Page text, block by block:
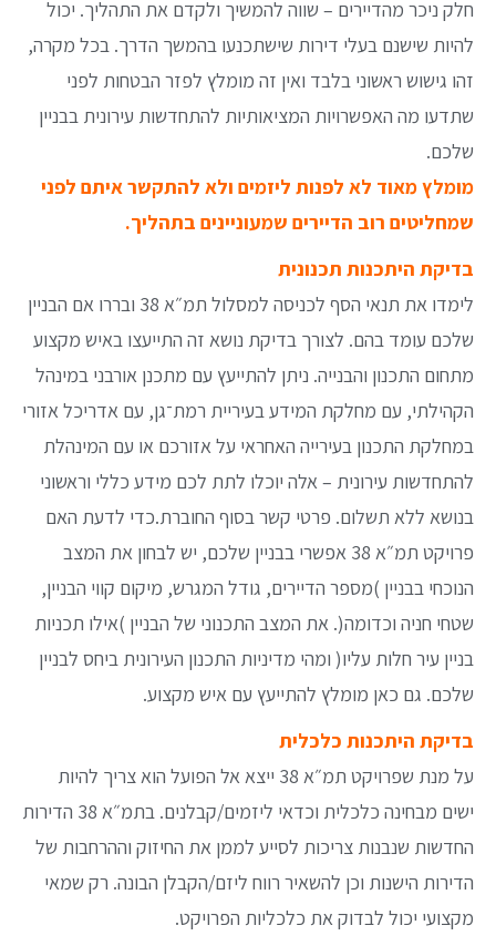
חלק ניכר מהדיירים – שווה להמשיך ולקדם את התהליך. יכול
להיות שישנם בעלי דירות שישתכנעו בהמשך הדרך. בכל מקרה,
זהו גישוש ראשוני בלבד ואין זה מומלץ לפזר הבטחות לפני
שתדעו מה האפשרויות המציאותיות להתחדשות עירונית בבניין
שלכם.
מומלץ מאוד לא לפנות ליזמים ולא להתקשר איתם לפני
שמחליטים רוב הדיירים שמעוניינים בתהליך.
בדיקת היתכנות תכנונית
לימדו את תנאי הסף לכניסה למסלול תמ״א 38 ובררו אם הבניין
שלכם עומד בהם. לצורך בדיקת נושא זה התייעצו באיש מקצוע
מתחום התכנון והבנייה. ניתן להתייעץ עם מתכנן אורבני במינהל
הקהילתי, עם מחלקת המידע בעיריית רמת־גן, עם אדריכל אזורי
במחלקת התכנון בעירייה האחראי על אזורכם או עם המינהלת
להתחדשות עירונית – אלה יוכלו לתת לכם מידע כללי וראשוני
בנושא ללא תשלום. פרטי קשר בסוף החוברת.כדי לדעת האם
פרויקט תמ״א 38 אפשרי בבניין שלכם, יש לבחון את המצב
הנוכחי בבניין )מספר הדיירים, גודל המגרש, מיקום קווי הבניין,
שטחי חניה וכדומה(. את המצב התכנוני של הבניין )אילו תכניות
בניין עיר חלות עליו( ומהי מדיניות התכנון העירונית ביחס לבניין
שלכם. גם כאן מומלץ להתייעץ עם איש מקצוע.
בדיקת היתכנות כלכלית
על מנת שפרויקט תמ״א 38 ייצא אל הפועל הוא צריך להיות
ישים מבחינה כלכלית וכדאי ליזמים/קבלנים. בתמ״א 38 הדירות
החדשות שנבנות צריכות לסייע לממן את החיזוק וההרחבות של
הדירות הישנות וכן להשאיר רווח ליזם/הקבלן הבונה. רק שמאי
מקצועי יכול לבדוק את כלכליות הפרויקט.